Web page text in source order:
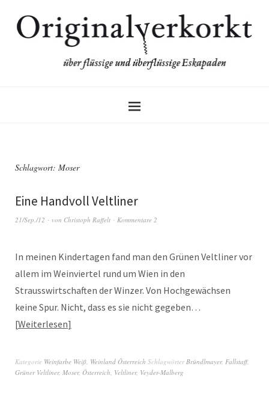
Schlagwort: Moser
Eine Handvoll Veltliner
21/Sep./12 von Christoph Raffelt Kommentare 2
In meinen Kindertagen fand man den Grünen Veltliner vor
allem im Weinviertel rund um Wien in den
Strausswirtschaften der Winzer. Von Hochgewächsen
keine Spur. Nicht, dass es sie nicht gegeben…
Weiterlesen
Kategorie Weinfarbe Weiß Weinland Österreich Schlagwörter Bründlmayer, Fallstaff,
Grüner Veltliner, Moser, Österreich Veltliner, Veyder-Malberg